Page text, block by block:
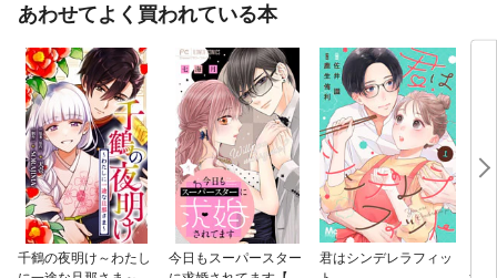
あわせてよく買われている本
千鶴の夜明け～わたし
今日もスーパースター
君はシンデレラフィッ